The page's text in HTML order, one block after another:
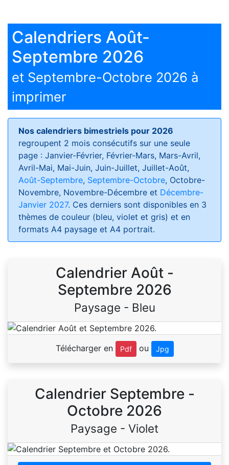
Calendriers Août-
Septembre 2026
et Septembre-Octobre 2026 à
imprimer
Nos calendriers bimestriels pour 2026
regroupent 2 mois consécutifs sur une seule
page : Janvier-Février, Février-Mars, Mars-Avril,
Avril-Mai, Mai-Juin, Juin-Juillet, Juillet-Août,
Août-Septembre, Septembre-Octobre, Octobre-
Novembre, Novembre-Décembre et Décembre-
Janvier 2027. Ces derniers sont disponibles en 3
thèmes de couleur (bleu, violet et gris) et en
formats A4 paysage et A4 portrait.
Calendrier Août -
Septembre 2026
Paysage - Bleu
Télécharger en Pdf ou Jpg
Calendrier Septembre -
Octobre 2026
Paysage - Violet